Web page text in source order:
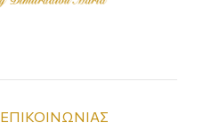
ΕΠΙΚΟΙΝΩΝΙΑΣ